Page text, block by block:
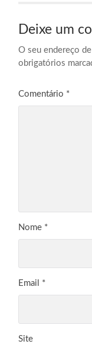
Deixe um
O seu endereço
obrigatórios
Comentário *
Nome *
Email *
Site